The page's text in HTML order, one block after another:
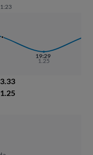
19:29
1.25